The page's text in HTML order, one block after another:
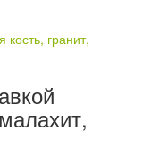
кость, гранит,